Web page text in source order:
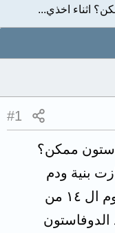
اثناء اخذي...
#1
ممكن؟
بنية ودم
استمرت تقريباً لسبعة ايام في اليوم ال ١٤ من